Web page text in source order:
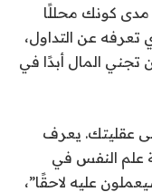
مدى كونك محللًا
تعرفه عن التداول،
تجني المال أبدًا في
عقليتك. يعرف
علم النفس في
عليه لاحقًا”،